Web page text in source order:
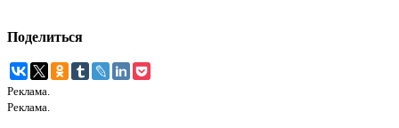
Поделиться
Реклама.
Реклама.